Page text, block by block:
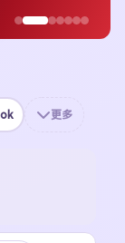
更多